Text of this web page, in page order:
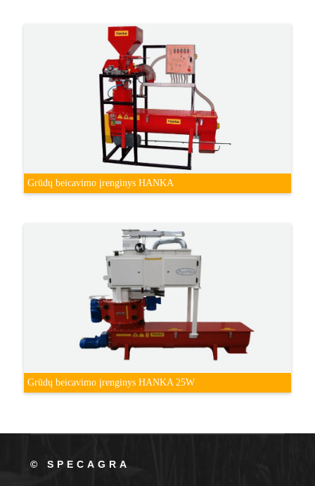
Grūdų beicavimo įrenginys HANKA
Grūdų beicavimo įrenginys HANKA 25W
© SPECAGRA